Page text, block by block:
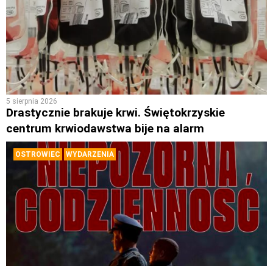
5 sierpnia 2026
Drastycznie brakuje krwi. Świętokrzyskie
centrum krwiodawstwa bije na alarm
OSTROWIEC WYDARZENIA